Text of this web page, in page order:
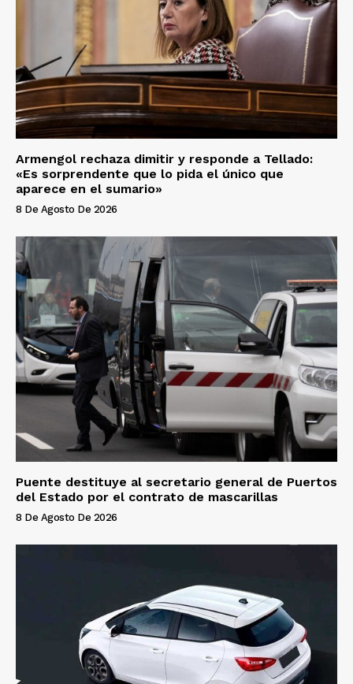
Armengol rechaza dimitir y responde a Tellado:
«Es sorprendente que lo pida el único que
aparece en el sumario»
8 De Agosto De 2026
Puente destituye al secretario general de Puertos
del Estado por el contrato de mascarillas
8 De Agosto De 2026